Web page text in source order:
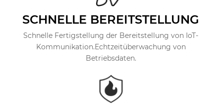
SCHNELLE BEREITSTELLUNG
Schnelle Fertigstellung der Bereitstellung von IoT-
Kommunikation.Echtzeitüberwachung von
Betriebsdaten.